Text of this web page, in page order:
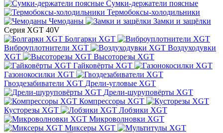
Сумки-держатели поясные
Термобоксы-холодильники
Чемоданы
Замки и защёлки
Серия XGT 40V
Болгарки XGT
Виброуплотнители XGT
Воздуходувки
XGT
Высоторезы XGT
Гайковёрты XGT
Газонокосилки XGT
Гвоздезабиватели XGT Дрели-угловые XGT
Дрели-шуруповёрты XGT
Компрессоры XGT
Кусторезы XGT
Лобзики XGT
Микроволновки XGT
Миксеры XGT